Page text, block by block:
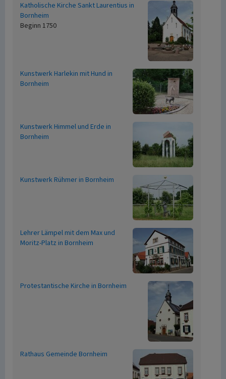
Katholische Kirche Sankt Laurentius in
Bornheim
Beginn 1750
Kunstwerk Harlekin mit Hund in
Bornheim
Kunstwerk Himmel und Erde in
Bornheim
Kunstwerk Rühmer in Bornheim
Lehrer Lämpel mit dem Max und
Moritz-Platz in Bornheim
Protestantische Kirche in Bornheim
Rathaus Gemeinde Bornheim